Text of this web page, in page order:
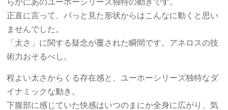
正直に言って、パっと見た形状からはこんなに動くと思い
ませんでした。
「太さ」に関する疑念が覆された瞬間です。アネロスの技
術力おそるべし。
程よい太さからくる存在感と、ユーホーシリーズ独特なダ
イナミックな動き。
下腹部に感じていた快感はいつのまにか全身に広がり、気